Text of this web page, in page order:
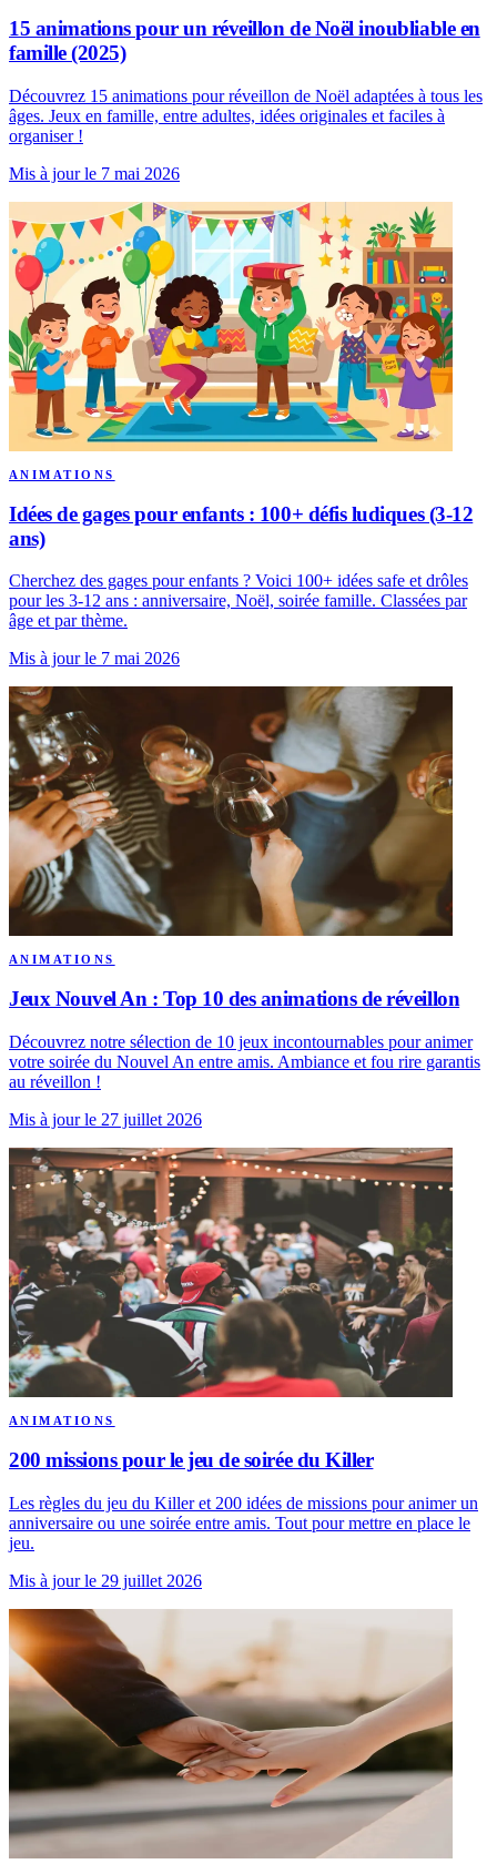
15 animations pour un réveillon de Noël inoubliable en
famille (2025)
Découvrez 15 animations pour réveillon de Noël adaptées à tous les
âges. Jeux en famille, entre adultes, idées originales et faciles à
organiser !
Mis à jour le 7 mai 2026
ANIMATIONS
Idées de gages pour enfants : 100+ défis ludiques (3-12
ans)
Cherchez des gages pour enfants ? Voici 100+ idées safe et drôles
pour les 3-12 ans : anniversaire, Noël, soirée famille. Classées par
âge et par thème.
Mis à jour le 7 mai 2026
ANIMATIONS
Jeux Nouvel An : Top 10 des animations de réveillon
Découvrez notre sélection de 10 jeux incontournables pour animer
votre soirée du Nouvel An entre amis. Ambiance et fou rire garantis
au réveillon !
Mis à jour le 27 juillet 2026
ANIMATIONS
200 missions pour le jeu de soirée du Killer
Les règles du jeu du Killer et 200 idées de missions pour animer un
anniversaire ou une soirée entre amis. Tout pour mettre en place le
jeu.
Mis à jour le 29 juillet 2026